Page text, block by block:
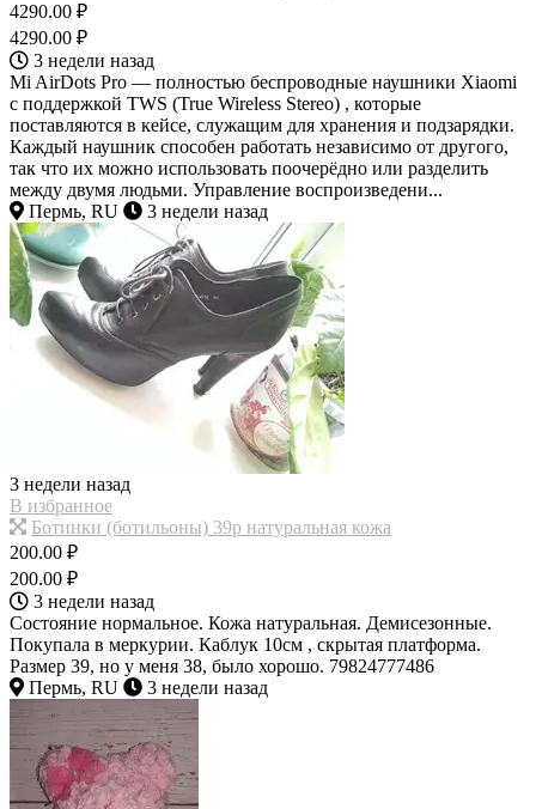
4290.00 ₽
4290.00 ₽
3 недели назад
Mi AirDots Pro — полностью беспроводные наушники Xiaomi
с поддержкой TWS (True Wireless Stereo) , которые
поставляются в кейсе, служащим для хранения и подзарядки.
Каждый наушник способен работать независимо от другого,
так что их можно использовать поочерёдно или разделить
между двумя людьми. Управление воспроизведени...
Пермь, RU
3 недели назад
3 недели назад
В избранное
Ботинки (ботильоны) 39р натуральная кожа
200.00 ₽
200.00 ₽
3 недели назад
Состояние нормальное. Кожа натуральная. Демисезонные.
Покупала в меркурии. Каблук 10см , скрытая платформа.
Размер 39, но у меня 38, было хорошо. 79824777486
Пермь, RU
3 недели назад